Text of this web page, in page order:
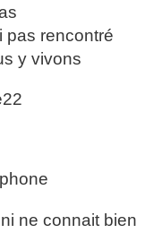
pas rencontré
y vivons
ne connait bien